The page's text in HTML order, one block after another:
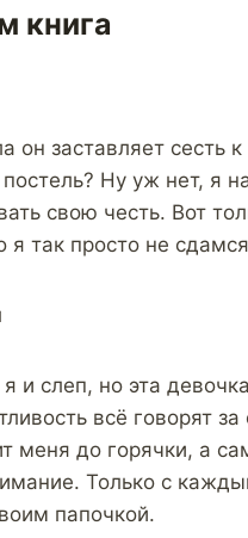
книга
он заставляет сесть
Ну уж нет, я
свою честь. Вот
я так просто не
и слеп, но эта
всё говорят
меня до горячки, а
Только с
папочкой.